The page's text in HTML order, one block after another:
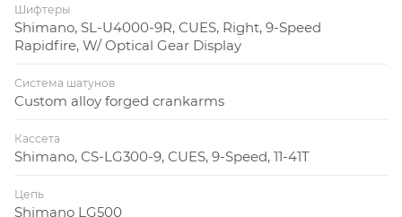
Шифтеры
Shimano, SL-U4000-9R, CUES, Right, 9-Speed
Rapidfire, W/ Optical Gear Display
Система шатунов
Custom alloy forged crankarms
Кассета
Shimano, CS-LG300-9, CUES, 9-Speed, 11-41T
Цепь
Shimano LG500